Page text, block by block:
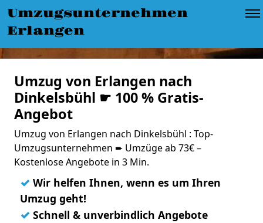
Umzugsunternehmen
Erlangen
Umzug von Erlangen nach
Dinkelsbühl ☛ 100 % Gratis-
Angebot
Umzug von Erlangen nach Dinkelsbühl : Top-
Umzugsunternehmen ➨ Umzüge ab 73€ –
Kostenlose Angebote in 3 Min.
✓ Wir helfen Ihnen, wenn es um Ihren
Umzug geht!
✓ Schnell & unverbindlich Angebote